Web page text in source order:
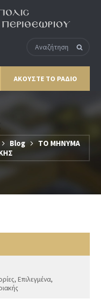
ΑΚΟΥΣΤΕ ΤΟ ΡΑΔΙΟ
Blog
ΤΟ ΜΗΝΥΜΑ
,Επιλεγμένα,